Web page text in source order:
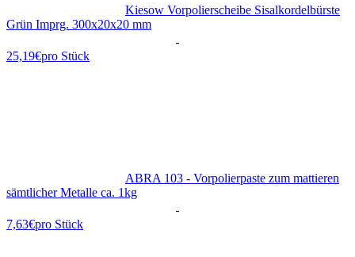
Kiesow Vorpolierscheibe Sisalkordelbürste
Grün Imprg. 300x20x20 mm
25,19€pro Stück
ABRA 103 - Vorpolierpaste zum mattieren
sämtlicher Metalle ca. 1kg
7,63€pro Stück